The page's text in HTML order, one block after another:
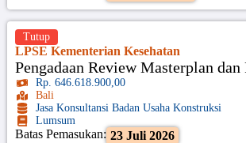
LPSE Kementerian Kesehatan
Pengadaan Review Masterplan dan
Rp. 646.618.900,00
Bali
Jasa Konsultansi Badan Usaha Konstruksi
Lumsum
Batas Pemasukan: 23 Juli 2026
Tutup